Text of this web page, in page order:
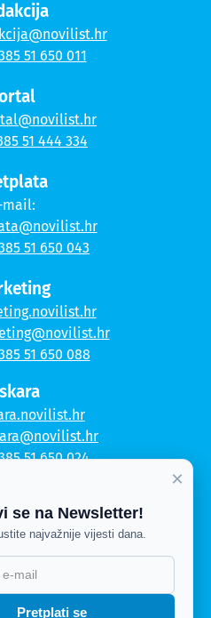
51 650 011
51 444 334
mail:
51 650 043
51 650 088
51 650 024
privatnosti
kolačića
informacijama
×
se na Newsletter!
najvažnije vijesti dana.
Pretplati se